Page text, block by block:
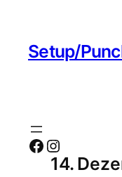
Setup/
Facebook Instagram
14.